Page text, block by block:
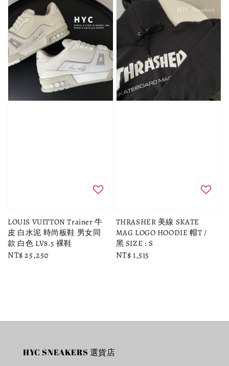
LOUIS VUITTON Trainer 牛
皮 白水泥 時尚板鞋 男女同
款 白色 LV8.5 裸鞋
Regular
NT$ 25,250
THRASHER 美線 SKATE
MAG LOGO HOODIE 帽T /
黑 SIZE : S
Regular
NT$ 1,515
HYC SNEAKERS 選貨店